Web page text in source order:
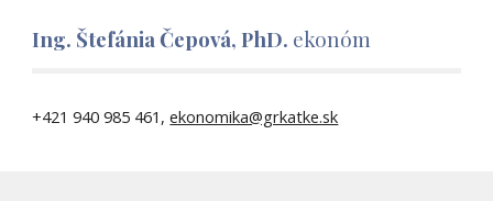
Ing. Štefánia Čepová, PhD. ekonóm
+421 940 985 461,ekonomika@grkatke.sk